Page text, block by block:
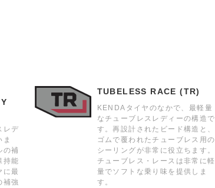
レデ
の補
持能
に最
補強
TUBELESS RACE (TR)
KENDAタイヤのなかで、最軽量
なチューブレスレディーの構造で
す。再設計されたビード構造と、
ゴムで覆われたチューブレス用の
シーリングが非常に役立ちます。
チューブレス・レースは非常に軽
量でソフトな乗り味を提供しま
す。